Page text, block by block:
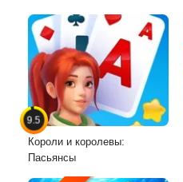
9.5
Короли и королевы:
Пасьянсы